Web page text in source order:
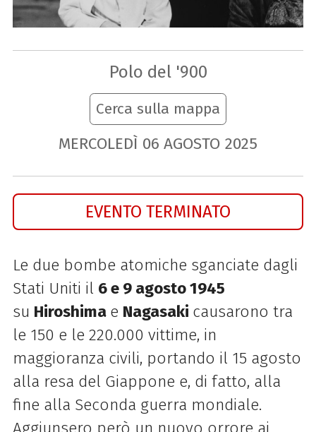
Polo del '900
Cerca sulla mappa
MERCOLEDÌ 06 AGOSTO 2025
EVENTO TERMINATO
Le due bombe atomiche sganciate dagli
Stati Uniti il 6 e 9 agosto 1945
su Hiroshima e Nagasaki causarono tra
le 150 e le 220.000 vittime, in
maggioranza civili, portando il 15 agosto
alla resa del Giappone e, di fatto, alla
fine alla Seconda guerra mondiale.
Aggiunsero però un nuovo orrore ai